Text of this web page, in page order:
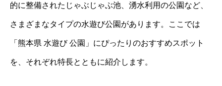
的に整備されたじゃぶじゃぶ池、湧水利用の公園など、
さまざまなタイプの水遊び公園があります。ここでは
「熊本県 水遊び 公園」にぴったりのおすすめスポット
を、それぞれ特長とともに紹介します。